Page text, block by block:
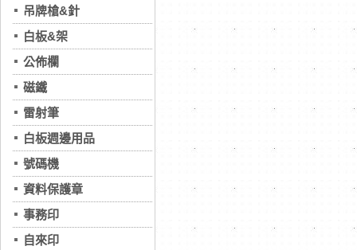
吊牌槍&針
白板&架
公佈欄
磁鐵
雷射筆
白板週邊用品
號碼機
資料保護章
事務印
自來印